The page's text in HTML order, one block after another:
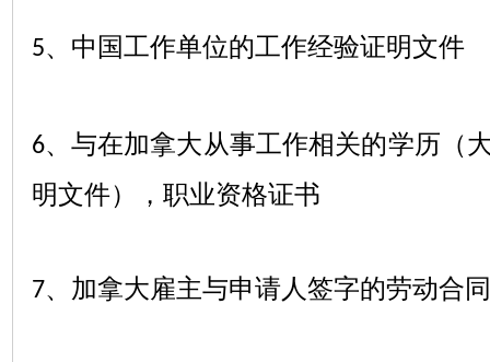
5、中国工作单位的工作经验证明文件
6、与在加拿大从事工作相关的学历（
明文件），职业资格证书
7、加拿大雇主与申请人签字的劳动合